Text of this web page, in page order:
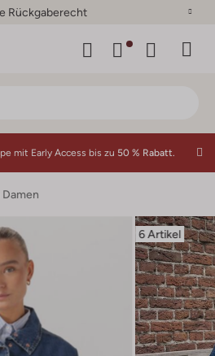
Rückgaberecht
mit Early Access bis zu 50 % Rabatt.
6 Artikel